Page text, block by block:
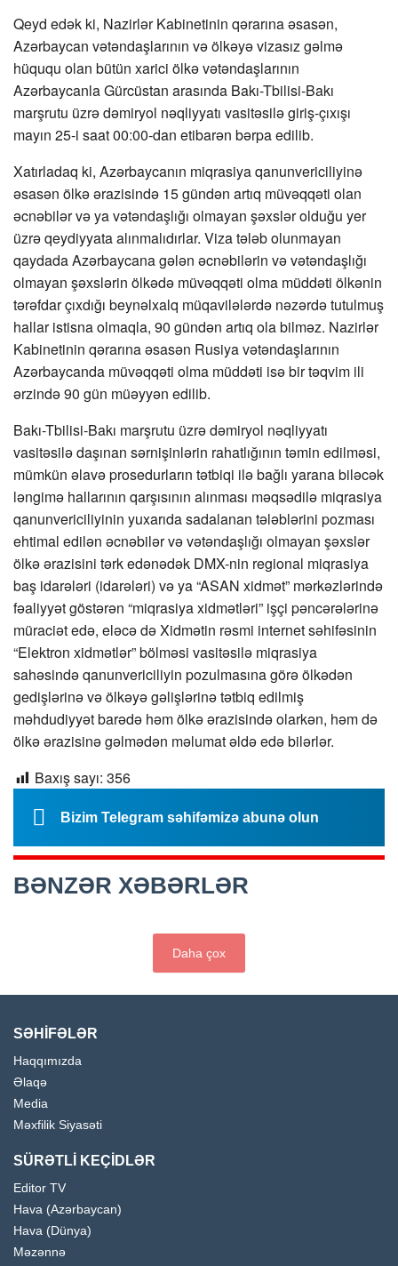
Qeyd edək ki, Nazirlər Kabinetinin qərarına əsasən,
Azərbaycan vətəndaşlarının və ölkəyə vizasız gəlmə
hüququ olan bütün xarici ölkə vətəndaşlarının
Azərbaycanla Gürcüstan arasında Bakı-Tbilisi-Bakı
marşrutu üzrə dəmiryol nəqliyyatı vasitəsilə giriş-çıxışı
mayın 25-i saat 00:00-dan etibarən bərpa edilib.
Xatırladaq ki, Azərbaycanın miqrasiya qanunvericiliyinə
əsasən ölkə ərazisində 15 gündən artıq müvəqqəti olan
əcnəbilər və ya vətəndaşlığı olmayan şəxslər olduğu yer
üzrə qeydiyyata alınmalıdırlar. Viza tələb olunmayan
qaydada Azərbaycana gələn əcnəbilərin və vətəndaşlığı
olmayan şəxslərin ölkədə müvəqqəti olma müddəti ölkənin
tərəfdar çıxdığı beynəlxalq müqavilələrdə nəzərdə tutulmuş
hallar istisna olmaqla, 90 gündən artıq ola bilməz. Nazirlər
Kabinetinin qərarına əsasən Rusiya vətəndaşlarının
Azərbaycanda müvəqqəti olma müddəti isə bir təqvim ili
ərzində 90 gün müəyyən edilib.
Bakı-Tbilisi-Bakı marşrutu üzrə dəmiryol nəqliyyatı
vasitəsilə daşınan sərnişinlərin rahatlığının təmin edilməsi,
mümkün əlavə prosedurların tətbiqi ilə bağlı yarana biləcək
ləngimə hallarının qarşısının alınması məqsədilə miqrasiya
qanunvericiliyinin yuxarıda sadalanan tələblərini pozması
ehtimal edilən əcnəbilər və vətəndaşlığı olmayan şəxslər
ölkə ərazisini tərk edənədək DMX-nin regional miqrasiya
baş idarələri (idarələri) və ya “ASAN xidmət” mərkəzlərində
fəaliyyət göstərən “miqrasiya xidmətləri” işçi pəncərələrinə
müraciət edə, eləcə də Xidmətin rəsmi internet səhifəsinin
“Elektron xidmətlər” bölməsi vasitəsilə miqrasiya
sahəsində qanunvericiliyin pozulmasına görə ölkədən
gedişlərinə və ölkəyə gəlişlərinə tətbiq edilmiş
məhdudiyyət barədə həm ölkə ərazisində olarkən, həm də
ölkə ərazisinə gəlmədən məlumat əldə edə bilərlər.
Baxış sayı: 356
Bizim Telegram səhifəmizə abunə olun
BƏNZƏR XƏBƏRLƏR
Daha çox
SƏHİFƏLƏR
Haqqımızda
Əlaqə
Media
Məxfilik Siyasəti
SÜRƏTLİ KEÇİDLƏR
Editor TV
Hava (Azərbaycan)
Hava (Dünya)
Məzənnə